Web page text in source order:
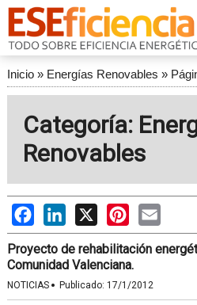
Inicio» Energías Renovables »
Categoría:
Renovables
FacebookLinkedIn
X PinterestEmail
Proyecto de rehabilitación
Comunidad Valenciana.
NOTICIAS · Publicado: 17/1/2012